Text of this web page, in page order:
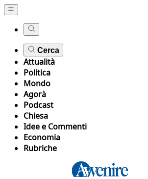
Cerca
Attualità
Politica
Mondo
Agorà
Podcast
Chiesa
Idee e Commenti
Economia
Rubriche